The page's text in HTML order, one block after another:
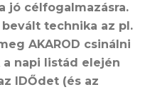
jó célfogalmazásra.
technika az pl.
AKAROD csinálni
napi listád elején
IDŐdet (és az